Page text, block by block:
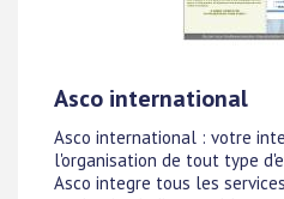
Asco international
Asco international : votre
l'organisation de tout type
Asco integre tous les